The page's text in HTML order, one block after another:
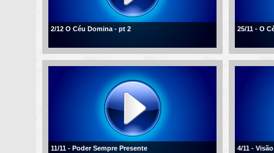
2/12 O Céu Domina - pt 2 25/11 - O
11/11 - Poder Sempre Presente 4/11 -